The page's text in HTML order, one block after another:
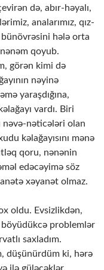
də, abır-həyalı,
analarımız, qız-
hələ orta
qoyub.
görən kimi də
nəyinə
yaraşdığına,
vardı. Biri
nəticələri olan
kəlağayısını mənə
qoru, nənənin
edəcəyimə söz
xəyanət olmaz.
oldu. Evsizlikdən,
böyüdükcə problemlər
saxladım.
düşünürdüm ki, hərə